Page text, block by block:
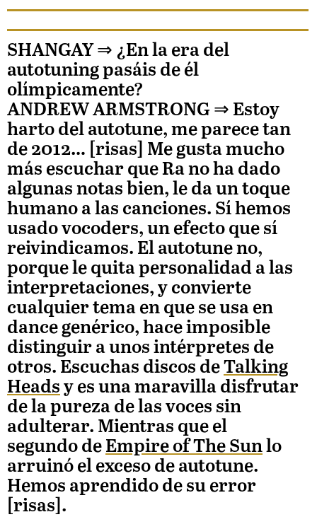
SHANGAY ⇒ ¿En la era del
autotuning pasáis de él
olímpicamente?
ANDREW ARMSTRONG ⇒ Estoy
harto del autotune, me parece tan
de 2012… [risas] Me gusta mucho
más escuchar que Ra no ha dado
algunas notas bien, le da un toque
humano a las canciones. Sí hemos
usado vocoders, un efecto que sí
reivindicamos. El autotune no,
porque le quita personalidad a las
interpretaciones, y convierte
cualquier tema en que se usa en
dance genérico, hace imposible
distinguir a unos intérpretes de
otros. Escuchas discos deTalking
Heads y es una maravilla disfrutar
de la pureza de las voces sin
adulterar. Mientras que el
segundo de Empire of The Sunlo
arruinó el exceso de autotune.
Hemos aprendido de su error
[risas].